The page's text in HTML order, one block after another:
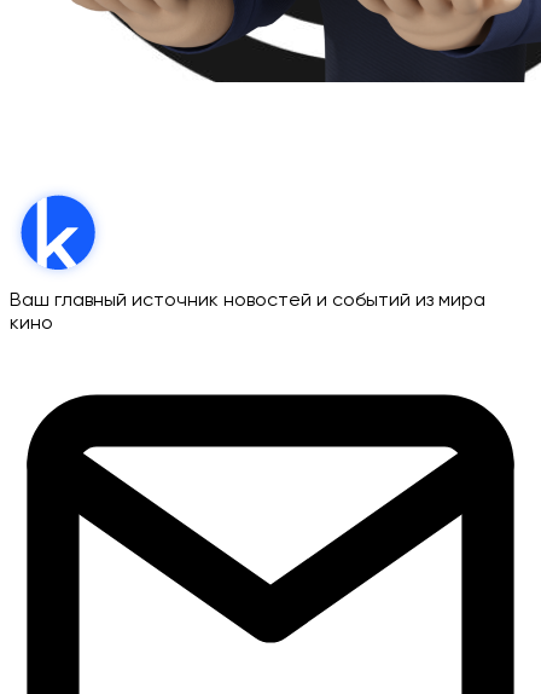
Ваш главный источник новостей и событий из мира
кино